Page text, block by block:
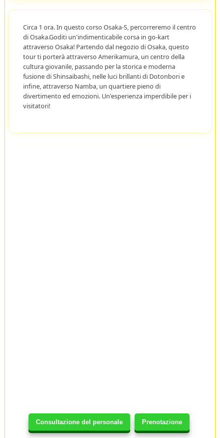
Consultazione del personale Prenotazione
Circa 1 ora. In questo corso Osaka-S, percorreremo il centro
di Osaka.Goditi un'indimenticabile corsa in go-kart
attraverso Osaka! Partendo dal negozio di Osaka, questo
tour ti porterà attraverso Amerikamura, un centro della
cultura giovanile, passando per la storica e moderna
fusione di Shinsaibashi, nelle luci brillanti di Dotonbori e
infine, attraverso Namba, un quartiere pieno di
divertimento ed emozioni. Un'esperienza imperdibile per i
visitatori!